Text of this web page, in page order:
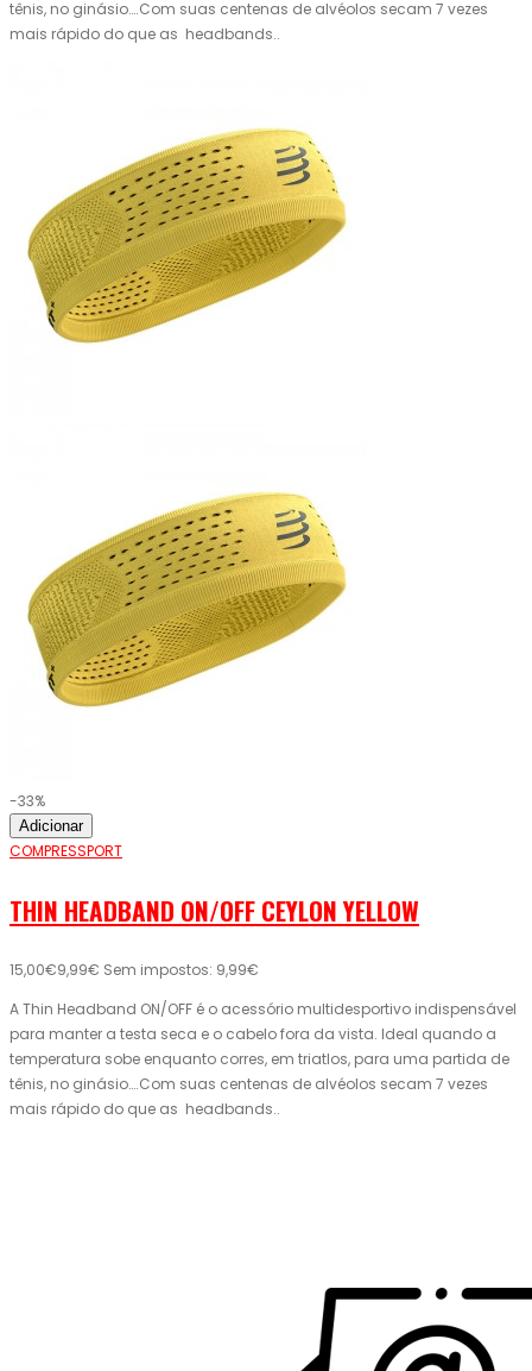
tênis, no ginásio….Com suas centenas de alvéolos secam 7 vezes
mais rápido do que as headbands..
-33%
Adicionar
COMPRESSPORT
THIN HEADBAND ON/OFF CEYLON YELLOW
15,00€9,99€ Sem impostos: 9,99€
A Thin Headband ON/OFF é o acessório multidesportivo indispensável
para manter a testa seca e o cabelo fora da vista. Ideal quando a
temperatura sobe enquanto corres, em triatlos, para uma partida de
tênis, no ginásio….Com suas centenas de alvéolos secam 7 vezes
mais rápido do que as headbands..